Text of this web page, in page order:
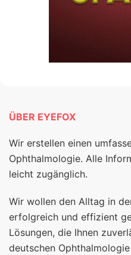
ÜBER EYEFOX
Wir erstellen einen
Ophthalmologie. Alle
leicht zugänglich.
Wir wollen den Alltag in
erfolgreich und effizient
Lösungen, die Ihnen
deutschen